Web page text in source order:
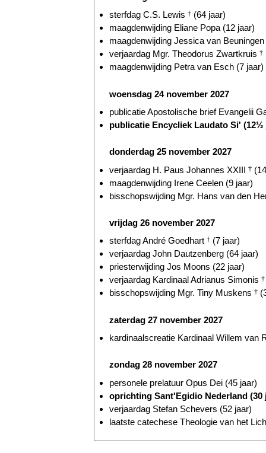
sterfdag C.S. Lewis † (64 jaar)
maagdenwijding Eliane Popa (12 jaar)
maagdenwijding Jessica van
verjaardag Mgr. Theodorus Zwartkruis †
maagdenwijding Petra van Esch (7 jaar)
woensdag 24 november 2027
publicatie Apostolische brief Evangelii
publicatie Encycliek Laudato Si' (12½
donderdag 25 november 2027
verjaardag H. Paus Johannes XXIII †
maagdenwijding Irene Ceelen (9 jaar)
bisschopswijding Mgr. Hans van den
vrijdag 26 november 2027
sterfdag André Goedhart † (7 jaar)
verjaardag John Dautzenberg (64 jaar)
priesterwijding Jos Moons (22 jaar)
verjaardag Kardinaal Adrianus Simonis †
bisschopswijding Mgr. Tiny Muskens †
zaterdag 27 november 2027
kardinaalscreatie Kardinaal Willem van
zondag 28 november 2027
personele prelatuur Opus Dei (45 jaar)
oprichting Sant'Egidio Nederland (30
verjaardag Stefan Schevers (52 jaar)
laatste catechese Theologie van het